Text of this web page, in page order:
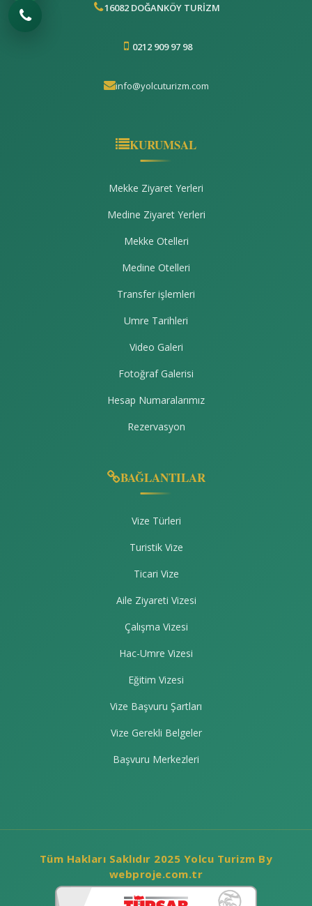
16082 DOĞANKÖY TURİZM
0212 909 97 98
info@yolcuturizm.com
KURUMSAL
Mekke Ziyaret Yerleri
Medine Ziyaret Yerleri
Mekke Otelleri
Medine Otelleri
Transfer işlemleri
Umre Tarihleri
Video Galeri
Fotoğraf Galerisi
Hesap Numaralarımız
Rezervasyon
BAĞLANTILAR
Vize Türleri
Turistik Vize
Ticari Vize
Aile Ziyareti Vizesi
Çalışma Vizesi
Hac-Umre Vizesi
Eğitim Vizesi
Vize Başvuru Şartları
Vize Gerekli Belgeler
Başvuru Merkezleri
Tüm Hakları Saklıdır 2025 Yolcu Turizm By
webproje.com.tr